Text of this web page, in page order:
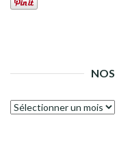
NOS
Nos